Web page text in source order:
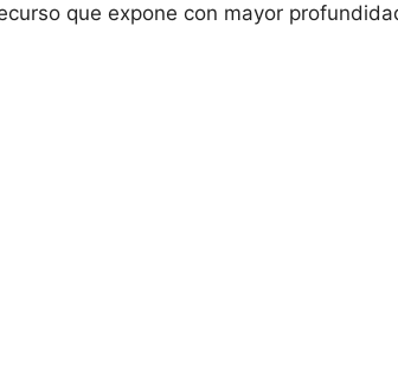
que expone con mayor